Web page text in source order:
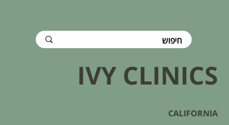
IVY CLINICS
CALIFORNIA